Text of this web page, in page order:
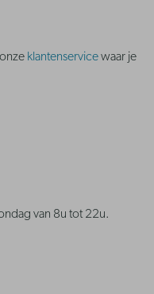
klantenservicewaar je
van 8u tot 22u.